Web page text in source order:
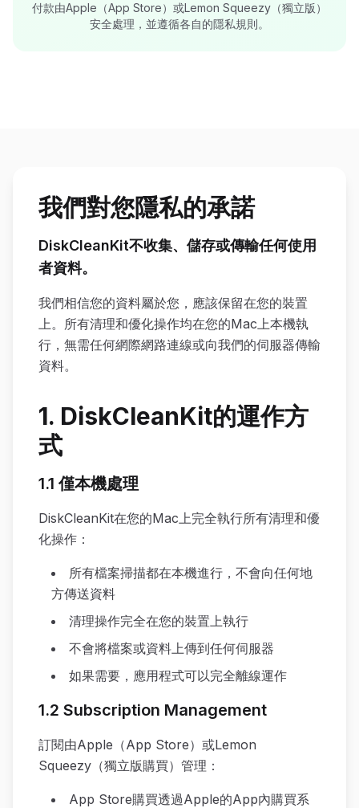
付款由Apple（App Store）或Lemon Squeezy（獨立版）
安全處理，並遵循各自的隱私規則。
我們對您隱私的承諾
DiskCleanKit不收集、儲存或傳輸任何使用
者資料。
我們相信您的資料屬於您，應該保留在您的裝置
上。所有清理和優化操作均在您的Mac上本機執
行，無需任何網際網路連線或向我們的伺服器傳輸
資料。
1. DiskCleanKit的運作方
式
1.1 僅本機處理
DiskCleanKit在您的Mac上完全執行所有清理和優
化操作：
所有檔案掃描都在本機進行，不會向任何地
方傳送資料
清理操作完全在您的裝置上執行
不會將檔案或資料上傳到任何伺服器
如果需要，應用程式可以完全離線運作
1.2 Subscription Management
訂閱由Apple（App Store）或Lemon
Squeezy（獨立版購買）管理：
App Store購買透過Apple的App內購買系